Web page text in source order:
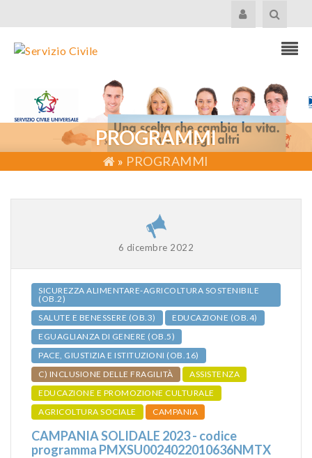
PROGRAMMI
» PROGRAMMI
6 dicembre 2022
SICUREZZA ALIMENTARE-AGRICOLTURA SOSTENIBILE
(OB.2)
SALUTE E BENESSERE (OB.3)
EDUCAZIONE (OB.4)
EGUAGLIANZA DI GENERE (OB.5)
PACE, GIUSTIZIA E ISTITUZIONI (OB.16)
C) INCLUSIONE DELLE FRAGILITÀ
ASSISTENZA
EDUCAZIONE E PROMOZIONE CULTURALE
AGRICOLTURA SOCIALE
CAMPANIA
CAMPANIA SOLIDALE 2023 - codice
programma PMXSU0024022010636NMTX